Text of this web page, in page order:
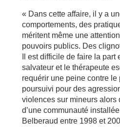
« Dans cette affaire, il y a
comportements, des
méritent même une
pouvoirs publics. Des
Il est difficile de faire la part
salvateur et le thérapeute
requérir une peine contre
poursuivi pour des
violences sur mineurs alors
d’une communauté
Belberaud entre 1998 et